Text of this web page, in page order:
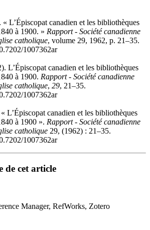
L’Épiscopat canadien et les bibliothèques
à 1900. » Rapport - Société canadienne
catholique, volume 29, 1962, p. 21–35.
1007362ar
L’Épiscopat canadien et les bibliothèques
à 1900. Rapport - Société canadienne
catholique, 29, 21–35.
1007362ar
L’Épiscopat canadien et les bibliothèques
à 1900 ». Rapport - Société canadienne
catholique 29, (1962) : 21–35.
1007362ar
de cet article
Manager, RefWorks, Zotero